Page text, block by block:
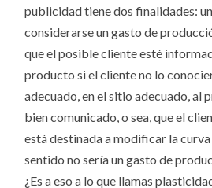
publicidad tiene dos finalidades:
considerarse un gasto de
que el posible cliente esté
producto si el cliente no lo
adecuado, en el sitio adecuado, al
bien comunicado, o sea, que el
está destinada a modificar la curva
sentido no sería un gasto de
¿Es a eso a lo que llamas